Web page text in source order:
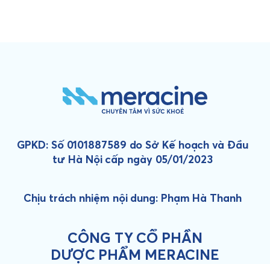
GPKD: Số 0101887589 do Sở Kế hoạch và Đầu
tư Hà Nội cấp ngày 05/01/2023
Chịu trách nhiệm nội dung: Phạm Hà Thanh
CÔNG TY CỔ PHẦN
DƯỢC PHẨM MERACINE